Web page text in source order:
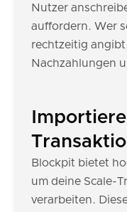
Nutzer
auffordern. Wer
rechtzeitig
Nachzahlungen
Blockpit bietet
um deine Scale-
verarbeiten.